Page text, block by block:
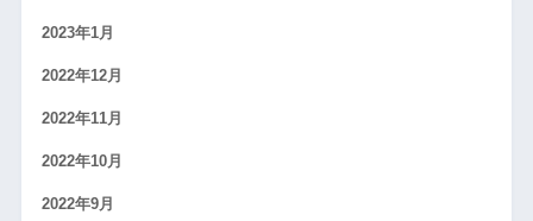
2023年1月
2022年12月
2022年11月
2022年10月
2022年9月